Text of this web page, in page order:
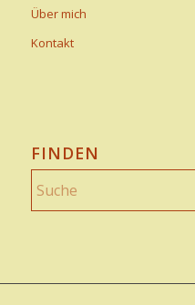
Über mich
Kontakt
FINDEN